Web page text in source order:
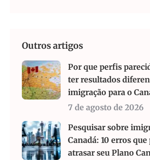
Outros artigos
Por que perfis
ter resultados
imigração para o
7 de agosto de 2026
Pesquisar sobre
Canadá: 10 erros
atrasar seu Plano